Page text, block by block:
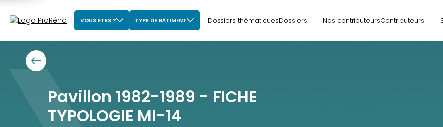
VOUS ÊTES ? TYPE DE BÂTIMENT Dossiers thématiquesDossiers Nos contributeursContributeurs
Pavillon 1982-1989 - FICHE
TYPOLOGIE MI-14